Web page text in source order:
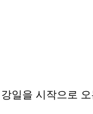
일을 시작으로